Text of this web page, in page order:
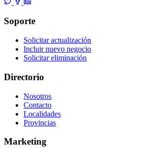
Soporte
Solicitar actualización
Incluir nuevo negocio
Solicitar eliminación
Directorio
Nosotros
Contacto
Localidades
Provincias
Marketing